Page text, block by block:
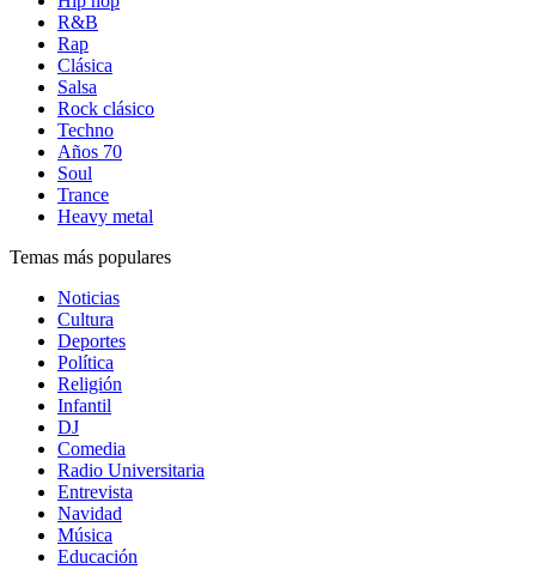
R&B
Rap
Clásica
Salsa
Rock clásico
Techno
Años 70
Soul
Trance
Heavy metal
Temas más populares
Noticias
Cultura
Deportes
Política
Religión
Infantil
DJ
Comedia
Radio Universitaria
Entrevista
Navidad
Música
Educación